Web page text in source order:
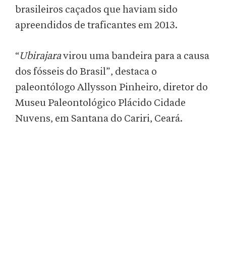
brasileiros caçados que haviam sido
apreendidos de traficantes em 2013.
“Ubirajaravirou uma bandeira para a causa
dos fósseis do Brasil”, destaca o
paleontólogo Allysson Pinheiro, diretor do
Museu Paleontológico Plácido Cidade
Nuvens, em Santana do Cariri, Ceará.